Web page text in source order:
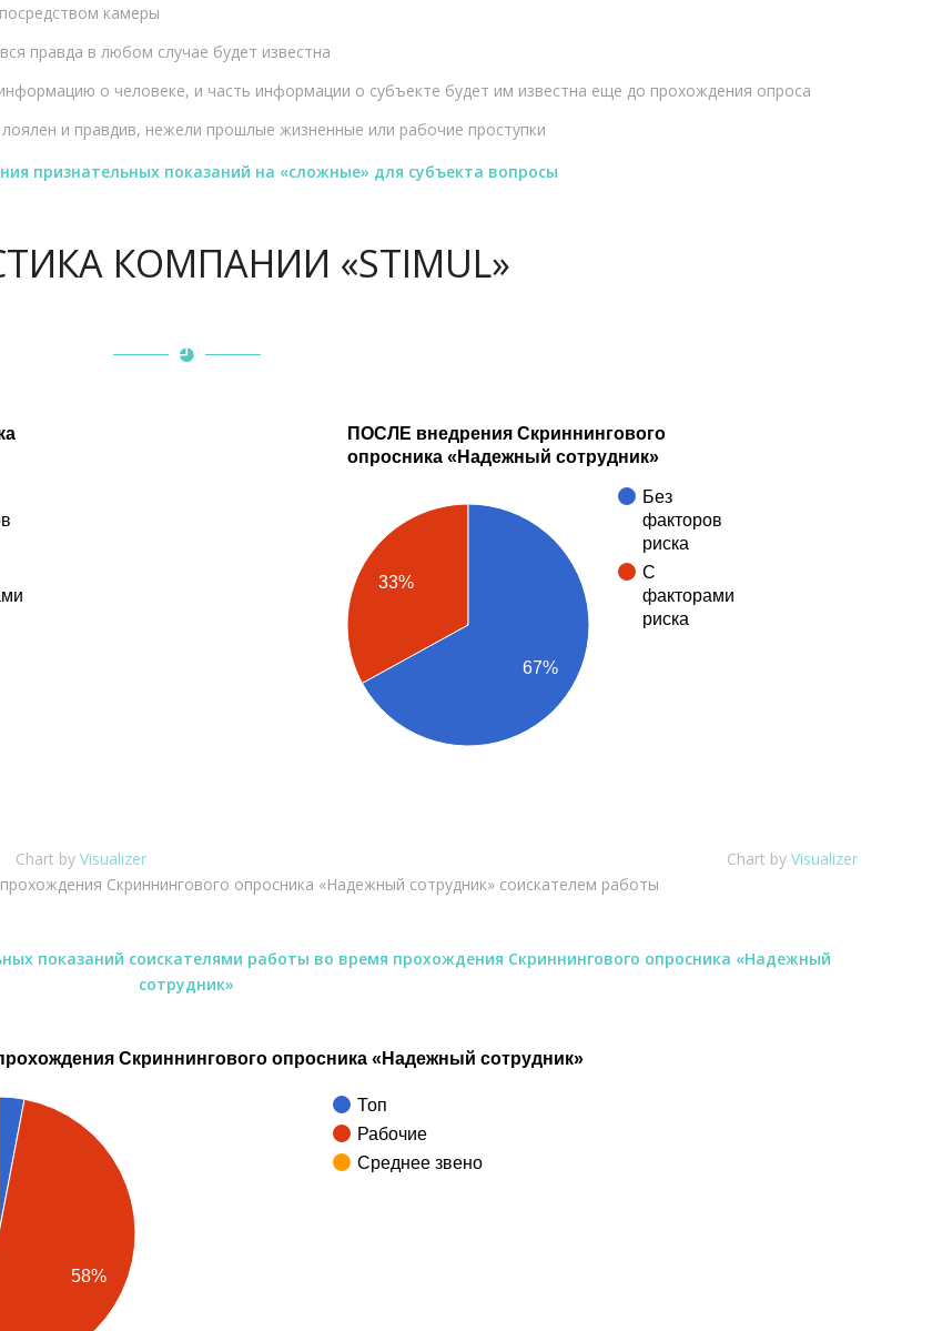
камеры
правда в любом случае будет известна
о человеке, и часть информации о субъекте будет им известна еще до прохождения опроса
и правдив, нежели прошлые жизненные или рабочие проступки
признательных показаний на «сложные» для субъекта вопросы
КОМПАНИИ «STIMUL»
Chart by Visualizer
ПОСЛЕ внедрения Скриннингового
опросника «Надежный сотрудник»
Без
факторов
риска
С
факторами
риска
33%
67%
Chart by Visualizer
Скриннингового опросника «Надежный сотрудник» соискателем работы
показаний соискателями работы во время прохождения Скриннингового опросника «Надежный
сотрудник»
Скриннингового опросника «Надежный сотрудник»
Топ
Рабочие
Среднее звено
58%